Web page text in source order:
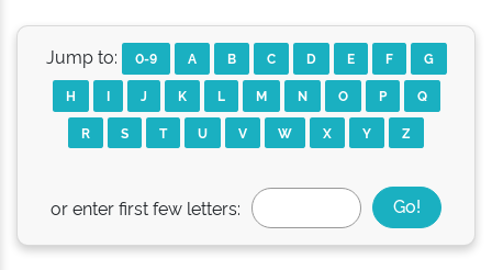
Jump to: 0-9 A B C D E F
G
H
I J K L M N O P
Q
R
S T U V W X Y Z
or enter first few letters: